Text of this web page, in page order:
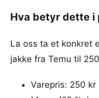
Hva betyr dette i
La oss ta et konkret
jakke fra Temu til
Varepris: 250 kr